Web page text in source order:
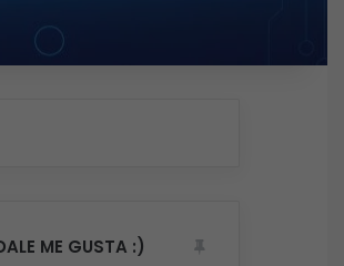
ME GUSTA :)